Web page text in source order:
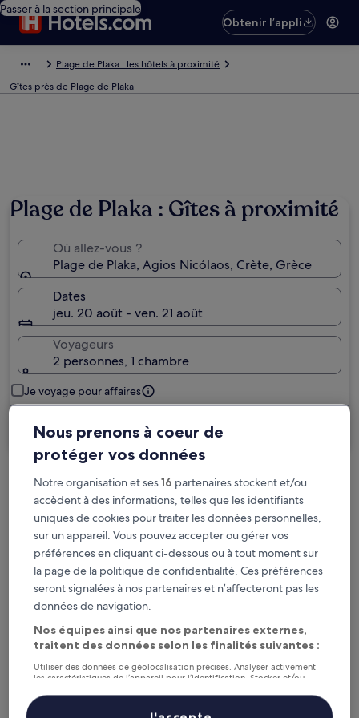
Passer à la section principale
Obtenir l’appli
Plage de Plaka : les hôtels à proximité
Gîtes près de Plage de Plaka
Plage de Plaka : Gîtes à proximité
Où allez-vous ?
Plage de Plaka, Agios Nicólaos, Crète, Grèce
Dates
jeu. 20 août - ven. 21 août
Voyageurs
2 personnes, 1 chambre
Je voyage pour affaires
Rechercher
Options d’annulation gratuite en cas de
changement de programme
Gagnez des récompenses pour chaque
nuit séjournée
Économisez plus grâce aux Prix membres
Consultez les prix pour ces dates
Le week-end prochain
Nous prenons à coeur de
protéger vos données
Notre organisation et ses16 partenaires stockent et/ou
accèdent à des informations, telles que les identifiants
uniques de cookies pour traiter les données personnelles,
sur un appareil. Vous pouvez accepter ou gérer vos
préférences en cliquant ci-dessous ou à tout moment sur
la page de la politique de confidentialité. Ces préférences
seront signalées à nos partenaires et n’affecteront pas les
données de navigation.
Nos équipes ainsi que nos partenaires externes,
traitent des données selon les finalités suivantes :
Utiliser des données de géolocalisation précises. Analyser activement
les caractéristiques de l’appareil pour l’identification. Stocker et/ou
personnalisés, mesure de performance des publicités et du contenu,
études d’audience et développement de services.